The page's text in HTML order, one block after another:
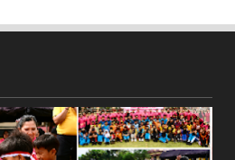
5.000 Bendera ...
Keliru, Nasib Negeri
biru
07, 2026